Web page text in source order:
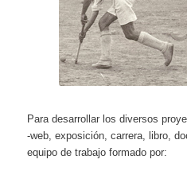
Para desarrollar los diversos
-web, exposición, carrera, libro,
equipo de trabajo formado por: